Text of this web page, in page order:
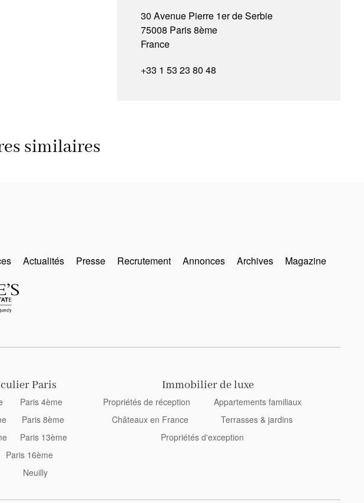
30 Avenue Pierre 1er de Serbie
75008 Paris 8ème
France
+33 1 53 23 80 48
similaires
Actualités Presse Recrutement Annonces Archives Magazine
Paris
Paris 4ème
Paris 8ème
Paris 13ème
Paris 16ème
Neuilly
Immobilier de luxe
Propriétés de réception
Appartements familiaux
Châteaux en France
Terrasses & jardins
Propriétés d'exception